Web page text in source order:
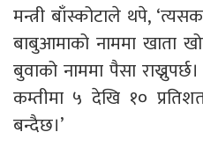
मन्त्री बाँस्कोटाले थपे,
बाबुआमाको नाममा खाता
बुवाको नाममा पैसा
कम्तीमा ५ देखि १०
बन्दैछ।’